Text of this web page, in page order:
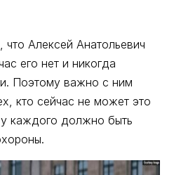
Алексей Анатольевич
его нет и никогда
Поэтому важно с ним
кто сейчас не может это
каждого должно быть